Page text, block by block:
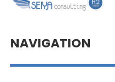
NAVIGATION